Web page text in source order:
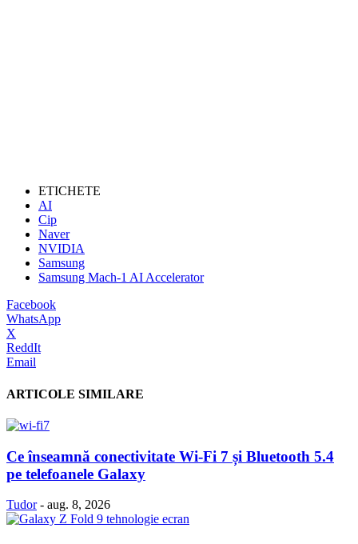
ETICHETE
AI
Cip
Naver
NVIDIA
Samsung
Samsung Mach-1 AI Accelerator
Facebook
WhatsApp
X
ReddIt
Email
ARTICOLE SIMILARE
Ce înseamnă conectivitate Wi-Fi 7 și Bluetooth 5.4
pe telefoanele Galaxy
Tudor - aug. 8, 2026